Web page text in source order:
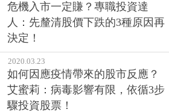
危機入市一定賺？專職投資達
人：先釐清股價下跌的3種原因再
決定！
2020.03.23
如何因應疫情帶來的股市反應？
艾蜜莉：病毒影響有限，依循3步
驟投資股票！